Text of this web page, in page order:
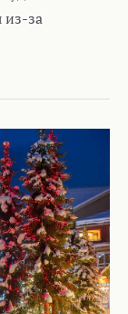
из-за